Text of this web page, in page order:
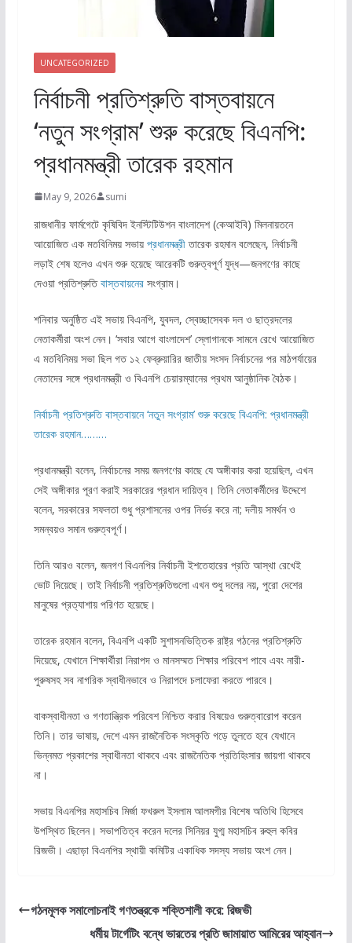
UNCATEGORIZED
নির্বাচনী প্রতিশ্রুতি বাস্তবায়নে
‘নতুন সংগ্রাম’ শুরু করেছে বিএনপি:
প্রধানমন্ত্রী তারেক রহমান
May 9, 2026 sumi
রাজধানীর ফার্মগেটে কৃষিবিদ ইনস্টিটিউশন বাংলাদেশ (কেআইবি) মিলনায়তনে
আয়োজিত এক মতবিনিময় সভায় প্রধানমন্ত্রীতারেক রহমান বলেছেন, নির্বাচনী
লড়াই শেষ হলেও এখন শুরু হয়েছে আরেকটি গুরুত্বপূর্ণ যুদ্ধ—জনগণের কাছে
দেওয়া প্রতিশ্রুতিবাস্তবায়নেরসংগ্রাম।
শনিবার অনুষ্ঠিত এই সভায় বিএনপি, যুবদল, স্বেচ্ছাসেবক দল ও ছাত্রদলের
নেতাকর্মীরা অংশ নেন। ‘সবার আগে বাংলাদেশ’ স্লোগানকে সামনে রেখে আয়োজিত
এ মতবিনিময় সভা ছিল গত ১২ ফেব্রুয়ারির জাতীয় সংসদ নির্বাচনের পর মাঠপর্যায়ের
নেতাদের সঙ্গে প্রধানমন্ত্রী ও বিএনপি চেয়ারম্যানের প্রথম আনুষ্ঠানিক বৈঠক।
নির্বাচনী প্রতিশ্রুতি বাস্তবায়নে ‘নতুন সংগ্রাম’ শুরু করেছে বিএনপি: প্রধানমন্ত্রী
তারেক রহমান………
প্রধানমন্ত্রী বলেন, নির্বাচনের সময় জনগণের কাছে যে অঙ্গীকার করা হয়েছিল, এখন
সেই অঙ্গীকার পূরণ করাই সরকারের প্রধান দায়িত্ব। তিনি নেতাকর্মীদের উদ্দেশে
বলেন, সরকারের সফলতা শুধু প্রশাসনের ওপর নির্ভর করে না; দলীয় সমর্থন ও
সমন্বয়ও সমান গুরুত্বপূর্ণ।
তিনি আরও বলেন, জনগণ বিএনপির নির্বাচনী ইশতেহারের প্রতি আস্থা রেখেই
ভোট দিয়েছে। তাই নির্বাচনী প্রতিশ্রুতিগুলো এখন শুধু দলের নয়, পুরো দেশের
মানুষের প্রত্যাশায় পরিণত হয়েছে।
তারেক রহমান বলেন, বিএনপি একটি সুশাসনভিত্তিক রাষ্ট্র গঠনের প্রতিশ্রুতি
দিয়েছে, যেখানে শিক্ষার্থীরা নিরাপদ ও মানসম্মত শিক্ষার পরিবেশ পাবে এবং নারী-
পুরুষসহ সব নাগরিক স্বাধীনভাবে ও নিরাপদে চলাফেরা করতে পারবে।
বাকস্বাধীনতা ও গণতান্ত্রিক পরিবেশ নিশ্চিত করার বিষয়েও গুরুত্বারোপ করেন
তিনি। তার ভাষায়, দেশে এমন রাজনৈতিক সংস্কৃতি গড়ে তুলতে হবে যেখানে
ভিন্নমত প্রকাশের স্বাধীনতা থাকবে এবং রাজনৈতিক প্রতিহিংসার জায়গা থাকবে
না।
সভায় বিএনপির মহাসচিব মির্জা ফখরুল ইসলাম আলমগীর বিশেষ অতিথি হিসেবে
উপস্থিত ছিলেন। সভাপতিত্ব করেন দলের সিনিয়র যুগ্ম মহাসচিব রুহুল কবির
রিজভী। এছাড়া বিএনপির স্থায়ী কমিটির একাধিক সদস্য সভায় অংশ নেন।
গঠনমূলক সমালোচনাই গণতন্ত্রকে শক্তিশালী করে: রিজভী
ধর্মীয় টার্গেটিং বন্ধে ভারতের প্রতি জামায়াত আমিরের আহ্বান